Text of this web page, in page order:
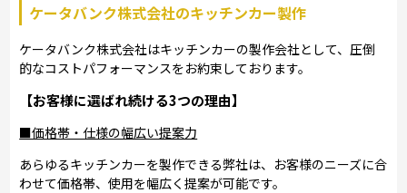
ケータバンク株式会社のキッチンカー製作
ケータバンク株式会社はキッチンカーの製作会社として、圧倒
的なコストパフォーマンスをお約束しております。
【お客様に選ばれ続ける3つの理由】
■価格帯・仕様の幅広い提案力
あらゆるキッチンカーを製作できる弊社は、お客様のニーズに合
わせて価格帯、使用を幅広く提案が可能です。